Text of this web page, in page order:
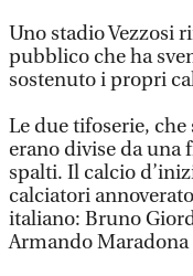
Uno stadio Vezzosi
pubblico che ha
sostenuto i propri
Le due tifoserie,
erano divise da una
spalti. Il calcio
calciatori
italiano: Bruno
Armando Maradona